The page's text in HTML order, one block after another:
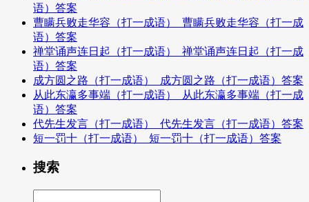
语）答案
曹瞒兵败走华容（打一成语）_曹瞒兵败走华容（打一成
语）答案
禅堂诵声连日起（打一成语）_禅堂诵声连日起（打一成
语）答案
成方圆之路（打一成语）_成方圆之路（打一成语）答案
从此东瀛多事端（打一成语）_从此东瀛多事端（打一成
语）答案
代先生发言（打一成语）_代先生发言（打一成语）答案
短一罚十（打一成语）_短一罚十（打一成语）答案
搜索